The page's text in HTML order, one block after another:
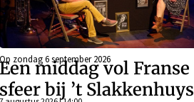
Op zondag 6 september 2026
Een middag vol Franse
sfeer bij ’t Slakkenhuys